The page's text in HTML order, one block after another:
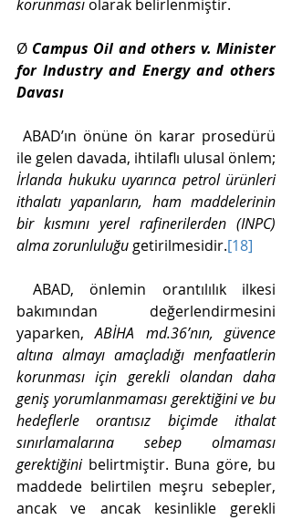
korunması olarak belirlenmiştir.
Ø Campus Oil and others v. Minister
for Industry and Energy and others
Davası
İrlanda hukuku uyarınca petrol ürünleri
ithalatı yapanların, ham maddelerinin
bir kısmını yerel rafinerilerden (INPC)
alma zorunluluğu getirilmesidir.[18]
bakımından değerlendirmesini
yaparken, ABİHA md.36’nın, güvence
altına almayı amaçladığı menfaatlerin
korunması için gerekli olandan daha
geniş yorumlanmaması gerektiğini ve bu
hedeflerle orantısız biçimde ithalat
sınırlamalarına sebep olmaması
gerektiğini belirtmiştir. Buna göre, bu
maddede belirtilen meşru sebepler,
ancak ve ancak kesinlikle gerekli